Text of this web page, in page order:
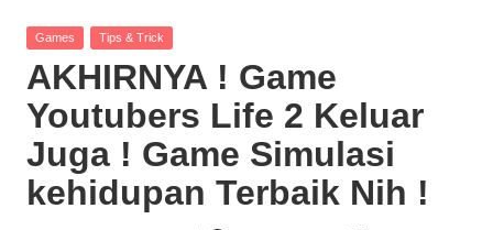
i
k
o
I
D
Posted
Games Tips & Trick
AKHIRNYA ! Game
Youtubers Life 2 Keluar
Juga ! Game Simulasi
kehidupan Terbaik Nih !